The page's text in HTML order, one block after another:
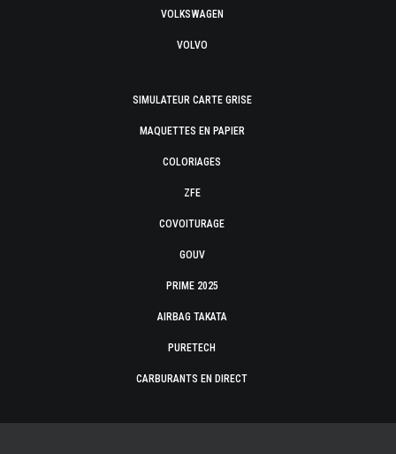
VOLKSWAGEN
VOLVO
SIMULATEUR CARTE GRISE
MAQUETTES EN PAPIER
COLORIAGES
ZFE
COVOITURAGE
GOUV
PRIME 2025
AIRBAG TAKATA
PURETECH
CARBURANTS EN DIRECT